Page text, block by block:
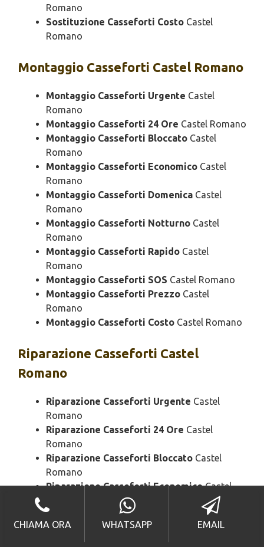
Romano
Sostituzione Casseforti Costo Castel
Romano
Montaggio Casseforti Castel Romano
Montaggio Casseforti Urgente Castel
Romano
Montaggio Casseforti 24 Ore Castel Romano
Montaggio Casseforti Bloccato Castel
Romano
Montaggio Casseforti Economico Castel
Romano
Montaggio Casseforti Domenica Castel
Romano
Montaggio Casseforti Notturno Castel
Romano
Montaggio Casseforti Rapido Castel
Romano
Montaggio Casseforti SOS Castel Romano
Montaggio Casseforti Prezzo Castel
Romano
Montaggio Casseforti Costo Castel Romano
Riparazione Casseforti Castel
Romano
Riparazione Casseforti Urgente Castel
Romano
Riparazione Casseforti 24 Ore Castel
Romano
Riparazione Casseforti Bloccato Castel
Romano
Riparazione Casseforti EconomicoCastel
Riparazione Casseforti Domenica
Castel
Romano
Riparazione Casseforti Notturno
CHIAMA ORA WHATSAPP EMAIL